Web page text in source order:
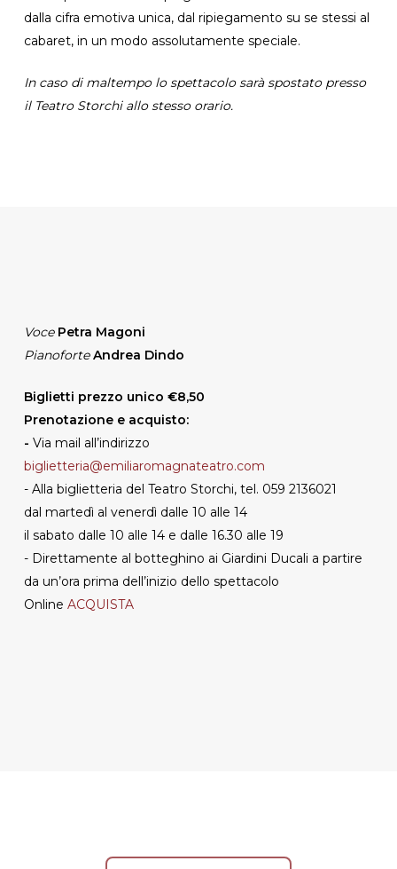
dalla cifra emotiva unica, dal ripiegamento su se stessi al
cabaret, in un modo assolutamente speciale.
In caso di maltempo lo spettacolo sarà spostato presso
il Teatro Storchi allo stesso orario.
VocePetra Magoni
PianoforteAndrea Dindo
Biglietti prezzo unico €8,50
Prenotazione e acquisto:
- Via mail all’indirizzo
biglietteria@emiliaromagnateatro.com
- Alla biglietteria del Teatro Storchi, tel. 059 2136021
dal martedì al venerdì dalle 10 alle 14
il sabato dalle 10 alle 14 e dalle 16.30 alle 19
- Direttamente al botteghino ai Giardini Ducali a partire
da un’ora prima dell’inizio dello spettacolo
Online ACQUISTA